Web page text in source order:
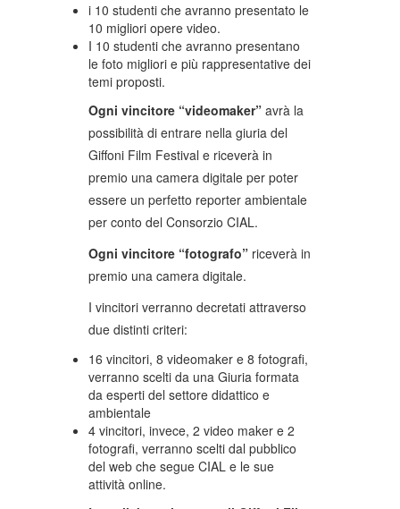
i 10 studenti che avranno presentato le
10 migliori opere video.
I 10 studenti che avranno presentano
le foto migliori e più rappresentative dei
temi proposti.
Ogni vincitore “videomaker” avrà la
possibilità di entrare nella giuria del
Giffoni Film Festival e riceverà in
premio una camera digitale per poter
essere un perfetto reporter ambientale
per conto del Consorzio CIAL.
Ogni vincitore “fotografo” riceverà in
premio una camera digitale.
I vincitori verranno decretati attraverso
due distinti criteri:
16 vincitori, 8 videomaker e 8 fotografi,
verranno scelti da una Giuria formata
da esperti del settore didattico e
ambientale
4 vincitori, invece, 2 video maker e 2
fotografi, verranno scelti dal pubblico
del web che segue CIAL e le sue
attività online.